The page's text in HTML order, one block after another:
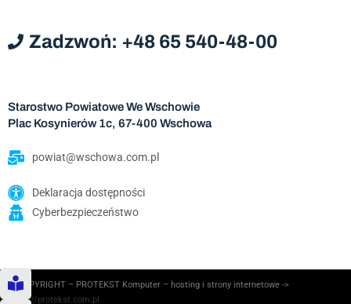
Zadzwoń: +48 65 540-48-00
Starostwo Powiatowe We Wschowie
Plac Kosynierów 1c, 67-400 Wschowa
powiat@wschowa.com.pl
Deklaracja dostępności
Cyberbezpieczeństwo
© COPYRIGHT – PROTEKST Komputer – hosting i strony internetowe ->
https://protekst.com.pl